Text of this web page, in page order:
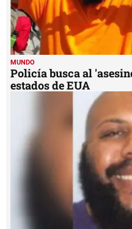
MUNDO
Policía busca al
estados de EUA